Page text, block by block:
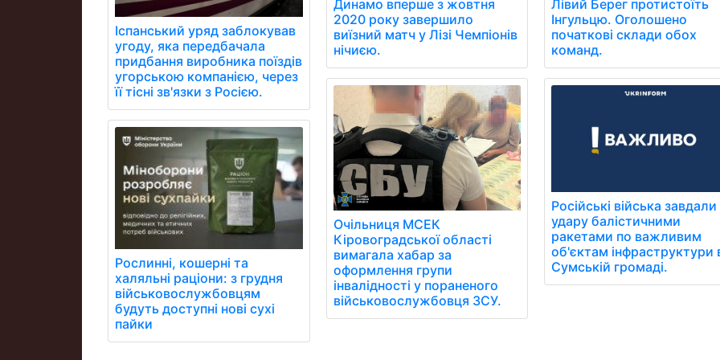
Іспанський уряд заблокував
угоду, яка передбачала
придбання виробника поїздів
угорською компанією, через
її тісні зв'язки з Росією.
Рослинні, кошерні та
халяльні раціони: з грудня
військовослужбовцям
будуть доступні нові сухі
пайки
Динамо вперше з жовтня
2020 року завершило
виїзний матч у Лізі Чемпіонів
нічиєю.
Очільниця МСЕК
Кіровоградської області
вимагала хабар за
оформлення групи
інвалідності у пораненого
військовослужбовця ЗСУ.
Лівий Берег протистоїть
Інгульцю. Оголошено
початкові склади обох
команд.
Російські війська завдали
удару балістичними
ракетами по важливим
об'єктам інфраструктури
Сумській громаді.